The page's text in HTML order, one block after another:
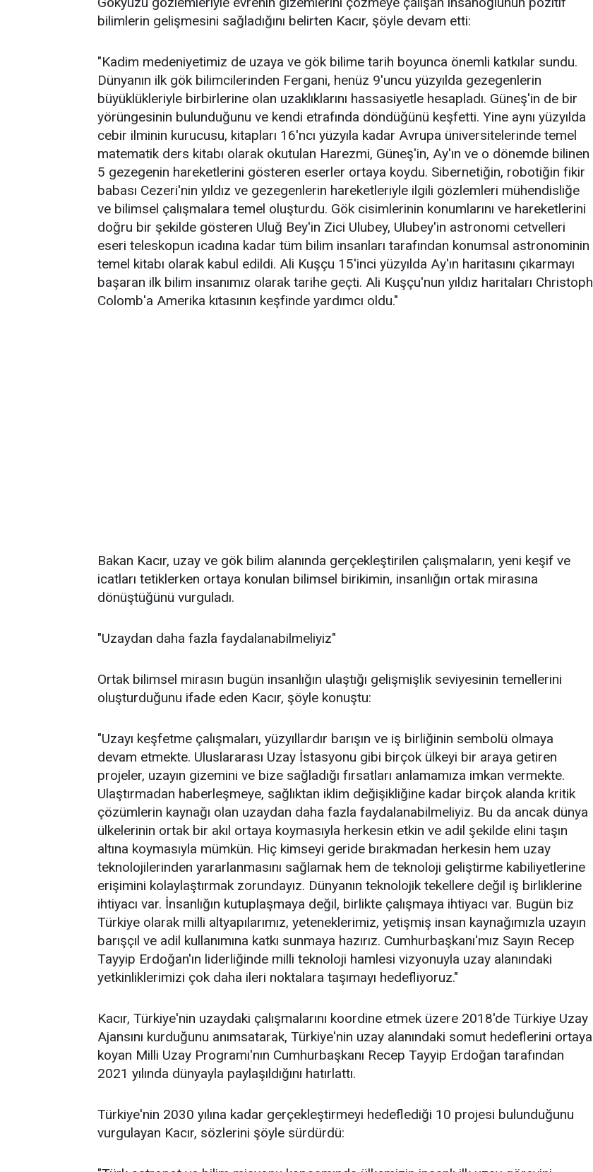
bilimlerin gelişmesini sağladığını belirten Kacır, şöyle devam etti:
"Kadim medeniyetimiz de uzaya ve gök bilime tarih boyunca önemli katkılar sundu.
Dünyanın ilk gök bilimcilerinden Fergani, henüz 9'uncu yüzyılda gezegenlerin
büyüklükleriyle birbirlerine olan uzaklıklarını hassasiyetle hesapladı. Güneş'in de bir
yörüngesinin bulunduğunu ve kendi etrafında döndüğünü keşfetti. Yine aynı yüzyılda
cebir ilminin kurucusu, kitapları 16'ncı yüzyıla kadar Avrupa üniversitelerinde temel
matematik ders kitabı olarak okutulan Harezmi, Güneş'in, Ay'ın ve o dönemde bilinen
5 gezegenin hareketlerini gösteren eserler ortaya koydu. Sibernetiğin, robotiğin fikir
babası Cezeri'nin yıldız ve gezegenlerin hareketleriyle ilgili gözlemleri mühendisliğe
ve bilimsel çalışmalara temel oluşturdu. Gök cisimlerinin konumlarını ve hareketlerini
doğru bir şekilde gösteren Uluğ Bey'in Zici Ulubey, Ulubey'in astronomi cetvelleri
eseri teleskopun icadına kadar tüm bilim insanları tarafından konumsal astronominin
temel kitabı olarak kabul edildi. Ali Kuşçu 15'inci yüzyılda Ay'ın haritasını çıkarmayı
başaran ilk bilim insanımız olarak tarihe geçti. Ali Kuşçu'nun yıldız haritaları Christoph
Colomb'a Amerika kıtasının keşfinde yardımcı oldu."
Bakan Kacır, uzay ve gök bilim alanında gerçekleştirilen çalışmaların, yeni keşif ve
icatları tetiklerken ortaya konulan bilimsel birikimin, insanlığın ortak mirasına
dönüştüğünü vurguladı.
"Uzaydan daha fazla faydalanabilmeliyiz"
Ortak bilimsel mirasın bugün insanlığın ulaştığı gelişmişlik seviyesinin temellerini
oluşturduğunu ifade eden Kacır, şöyle konuştu:
"Uzayı keşfetme çalışmaları, yüzyıllardır barışın ve iş birliğinin sembolü olmaya
devam etmekte. Uluslararası Uzay İstasyonu gibi birçok ülkeyi bir araya getiren
projeler, uzayın gizemini ve bize sağladığı fırsatları anlamamıza imkan vermekte.
Ulaştırmadan haberleşmeye, sağlıktan iklim değişikliğine kadar birçok alanda kritik
çözümlerin kaynağı olan uzaydan daha fazla faydalanabilmeliyiz. Bu da ancak dünya
ülkelerinin ortak bir akıl ortaya koymasıyla herkesin etkin ve adil şekilde elini taşın
altına koymasıyla mümkün. Hiç kimseyi geride bırakmadan herkesin hem uzay
teknolojilerinden yararlanmasını sağlamak hem de teknoloji geliştirme kabiliyetlerine
erişimini kolaylaştırmak zorundayız. Dünyanın teknolojik tekellere değil iş birliklerine
ihtiyacı var. İnsanlığın kutuplaşmaya değil, birlikte çalışmaya ihtiyacı var. Bugün biz
Türkiye olarak milli altyapılarımız, yeteneklerimiz, yetişmiş insan kaynağımızla uzayın
barışçıl ve adil kullanımına katkı sunmaya hazırız. Cumhurbaşkanı'mız Sayın Recep
Tayyip Erdoğan'ın liderliğinde milli teknoloji hamlesi vizyonuyla uzay alanındaki
yetkinliklerimizi çok daha ileri noktalara taşımayı hedefliyoruz."
Kacır, Türkiye'nin uzaydaki çalışmalarını koordine etmek üzere 2018'de Türkiye Uzay
Ajansını kurduğunu anımsatarak, Türkiye'nin uzay alanındaki somut hedeflerini ortaya
koyan Milli Uzay Programı'nın Cumhurbaşkanı Recep Tayyip Erdoğan tarafından
2021 yılında dünyayla paylaşıldığını hatırlattı.
Türkiye'nin 2030 yılına kadar gerçekleştirmeyi hedeflediği 10 projesi bulunduğunu
vurgulayan Kacır, sözlerini şöyle sürdürdü: